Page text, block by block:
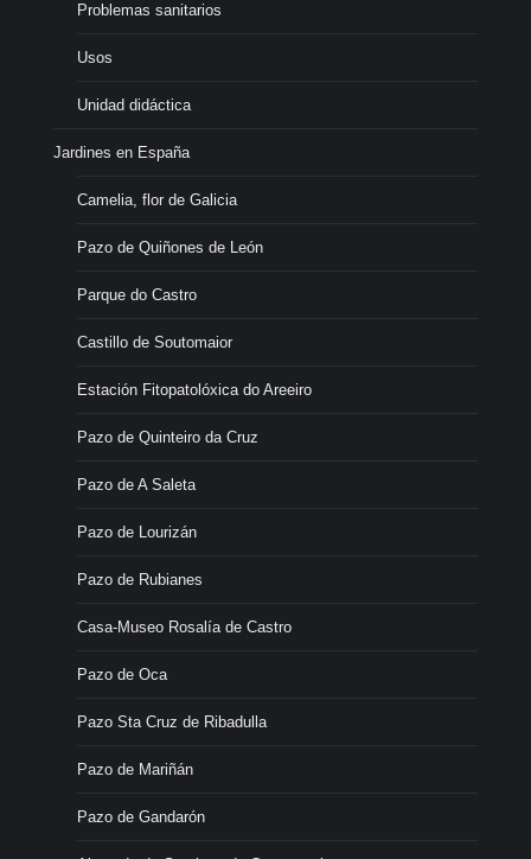
Problemas sanitarios
Usos
Unidad didáctica
Jardines en España
Camelia, flor de Galicia
Pazo de Quiñones de León
Parque do Castro
Castillo de Soutomaior
Estación Fitopatolóxica do Areeiro
Pazo de Quinteiro da Cruz
Pazo de A Saleta
Pazo de Lourizán
Pazo de Rubianes
Casa-Museo Rosalía de Castro
Pazo de Oca
Pazo Sta Cruz de Ribadulla
Pazo de Mariñán
Pazo de Gandarón